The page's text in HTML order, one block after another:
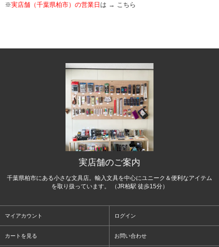
※実店舗（千葉県柏市）の営業日 は → こちら
実店舗のご案内
千葉県柏市にある小さな文具店。輸入文具を中心にユニーク＆便利なアイテム
を取り扱っています。 （JR柏駅 徒歩15分）
マイアカウント ログイン
カートを見る お問い合わせ